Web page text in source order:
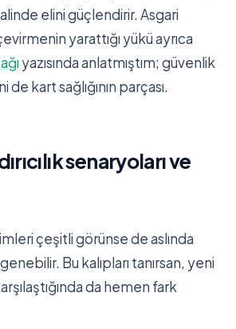
elini güçlendirir. Asgari
yarattığı yükü ayrıca
yazısında anlatmıştım; güvenlik
kart sağlığının parçası.
senaryoları ve
çeşitli görünse de aslında
Bu kalıpları tanırsan, yeni
da hemen fark